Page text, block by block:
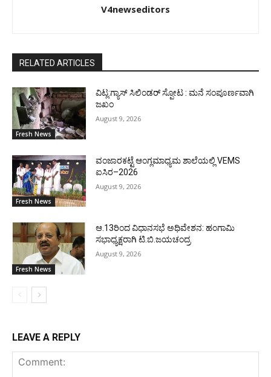
V4newseditors
RELATED ARTICLES
Fresh News
ವಿಟ್ಲ:ಗ್ಯಾಸ್ ಸಿಲಿಂಡರ್ ಸ್ಪೋಟ : ಮನೆ ಸಂಪೂರ್ಣವಾಗಿ
ಜಖಂ
August 9, 2026
Fresh News
ವಂಜಾರಕಟ್ಟೆ ಆಂಗ್ಲಮಾಧ್ಯಮ ಶಾಲೆಯಲ್ಲಿ VEMS
ಐಸಿರ–2026
August 9, 2026
Fresh News
ಆ.13ರಿಂದ ವಿಧಾನಸಭೆ ಅಧಿವೇಶನ: ಹಂಗಾಮಿ
ಸಭಾಧ್ಯಕ್ಷರಾಗಿ ಟಿ.ಬಿ.ಜಯಚಂದ್ರ
August 9, 2026
LEAVE A REPLY